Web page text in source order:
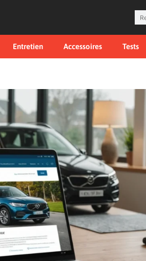
Entretien Accessoires Tests